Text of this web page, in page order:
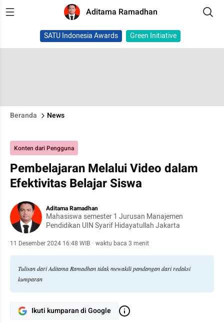
Aditama Ramadhan
SATU Indonesia Awards Green Initiative
Beranda News
Konten dari Pengguna
Pembelajaran Melalui Video dalam
Efektivitas Belajar Siswa
Aditama Ramadhan
Mahasiswa semester 1 Jurusan Manajemen
Pendidikan UIN Syarif Hidayatullah Jakarta
11 Desember 2024 16:48 WIB · waktu baca 3 menit
Tulisan dari Aditama Ramadhan tidak mewakili pandangan dari redaksi
kumparan
Ikuti kumparan di Google